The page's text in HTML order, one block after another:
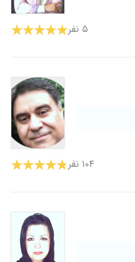
۵ نفر
۱۰۴ نفر